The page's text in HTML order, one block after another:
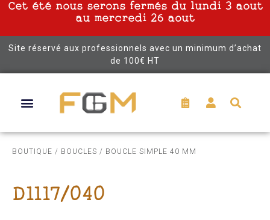
Cet été nous serons fermés du lundi 3 aout
au mercredi 26 aout
Site réservé aux professionnels avec un minimum d’achat
de 100€ HT
BOUTIQUE / BOUCLES / BOUCLE SIMPLE 40 MM
D1117/040